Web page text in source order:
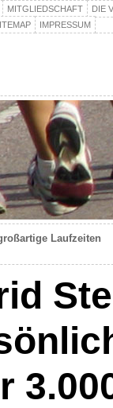
MITGLIEDSCHAFT
DIE
IMPRESSUM
Laufzeiten